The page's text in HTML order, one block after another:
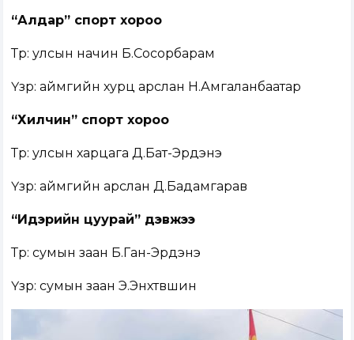
“Алдар” спорт хороо
Түрүү: улсын начин Б.Сосорбарам
Үзүүр: аймгийн хурц арслан Н.Амгаланбаатар
“Хилчин” спорт хороо
Түрүү: улсын харцага Д.Бат-Эрдэнэ
Үзүүр: аймгийн арслан Д.Бадамгарав
“Идэрийн цуурай” дэвжээ
Түрүү: сумын заан Б.Ган-Эрдэнэ
Үзүүр: сумын заан Э.Энхтүвшин